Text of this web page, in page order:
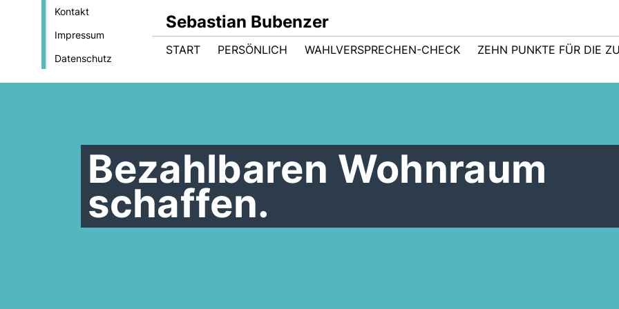
Kontakt
Impressum
Datenschutz
Sebastian Bubenzer
START PERSÖNLICH WAHLVERSPRECHEN-CHECK ZEHN PUNKTE FÜR DIE
Bezahlbaren Wohnraum
schaffen.